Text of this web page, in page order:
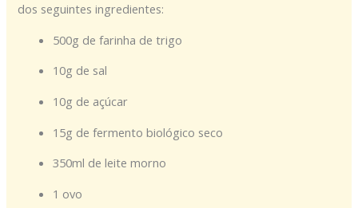
dos seguintes ingredientes:
500g de farinha de trigo
10g de sal
10g de açúcar
15g de fermento biológico seco
350ml de leite morno
1 ovo